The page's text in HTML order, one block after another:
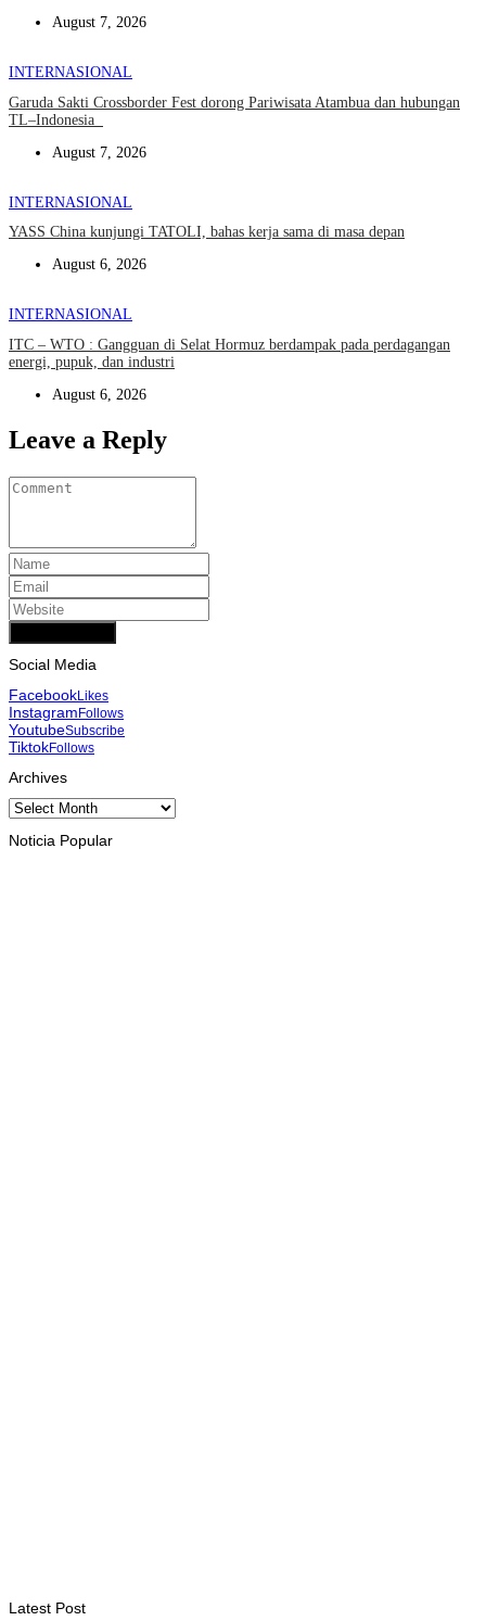
August 7, 2026
INTERNASIONAL
Garuda Sakti Crossborder Fest dorong Pariwisata Atambua dan hubungan
TL–Indonesia
August 7, 2026
INTERNASIONAL
YASS China kunjungi TATOLI, bahas kerja sama di masa depan
August 6, 2026
INTERNASIONAL
ITC – WTO : Gangguan di Selat Hormuz berdampak pada perdagangan
energi, pupuk, dan industri
August 6, 2026
Leave a Reply
Social Media
FacebookLikes
InstagramFollows
YoutubeSubscribe
TiktokFollows
Archives
Archives
Noticia Popular
Latest Post